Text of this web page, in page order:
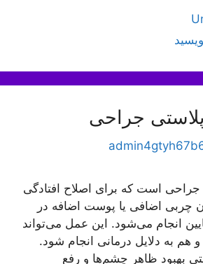
جراحی
جراحی است که برای اصلاح افتادگی
چربی اضافی یا پوست اضافه در
انجام می‌شود. این عمل می‌تواند
و هم به دلایل درمانی انجام شود.
بهبود ظاهر چشم‌ها و رفع